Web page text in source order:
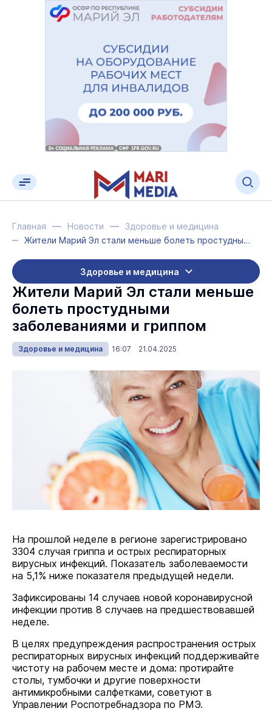
Главная Новости
Здоровье и медицина
Жители Марий Эл стали меньше болеть простудными заболеваниями и гриппом
Здоровье и медицина
Жители Марий Эл стали меньше
болеть простудными
заболеваниями и гриппом
Здоровье и медицина 16:07 21.04.2025
На прошлой неделе в регионе зарегистрировано
3304 случая гриппа и острых респираторных
вирусных инфекций. Показатель заболеваемости
на 5,1% ниже показателя предыдущей недели.
Зафиксированы 14 случаев новой коронавирусной
инфекции против 8 случаев на предшествовавшей
неделе.
В целях предупреждения распространения острых
респираторных вирусных инфекций поддерживайте
чистоту на рабочем месте и дома: протирайте
столы, тумбочки и другие поверхности
антимикробными салфетками, советуют в
Управлении Роспотребнадзора по РМЭ.